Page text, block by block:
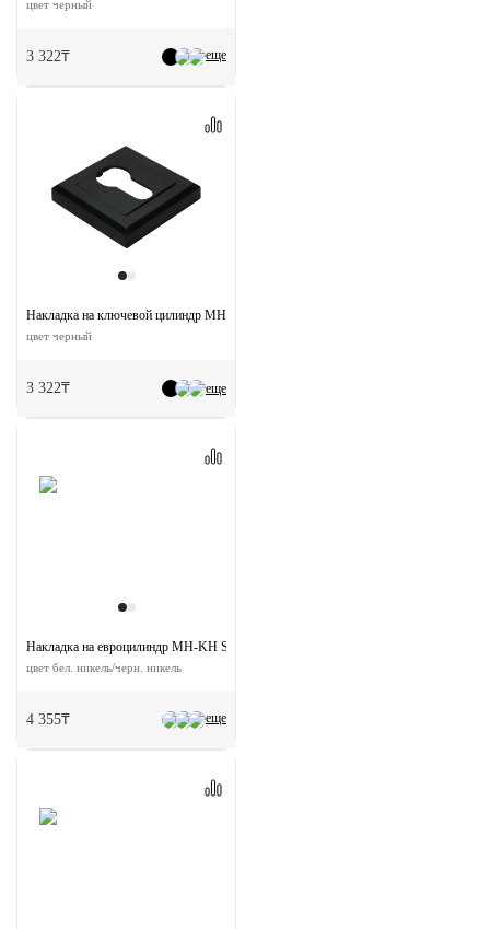
еще
цвет черный
3 322₸
еще
Накладка на ключевой цилиндр MH-KH-S BL квадратная
цвет черный
3 322₸
еще
Накладка на евроцилиндр MH-KH SN/BN круглая
цвет бел. никель/черн. никель
4 355₸